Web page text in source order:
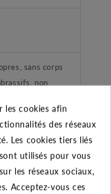
sans corps
non
les cookies afin
des réseaux
Les cookies tiers liés
utilisés pour vous
les réseaux sociaux,
Acceptez-vous ces